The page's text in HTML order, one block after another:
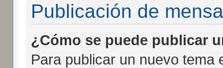
Publicación de
¿Cómo se puede publicar
Para publicar un nuevo tema